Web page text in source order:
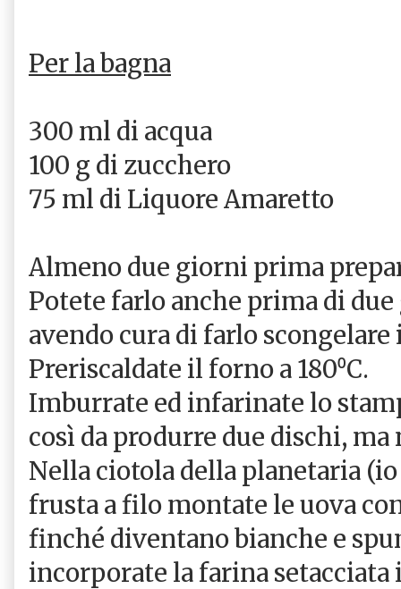
Per la bagna
300 ml di acqua
100 g di zucchero
75 ml di Liquore Amaretto
Almeno due giorni prima
Potete farlo anche prima di
avendo cura di farlo
Preriscaldate il forno a 180⁰C.
Imburrate ed infarinate lo
così da produrre due dischi,
Nella ciotola della planetaria
frusta a filo montate le uova
finché diventano bianche e
incorporate la farina setacciata